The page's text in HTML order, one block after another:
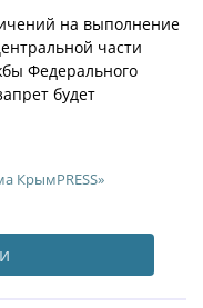
на выполнение
части
Федерального
будет
КрымPRESS»